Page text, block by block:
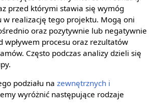
przed którymi stawia się wymóg
w realizację tego projektu. Mogą oni
oraz pozytywnie lub negatywnie
wpływem procesu oraz rezultatów
Często podczas analizy dzieli się
podziału na zewnętrznych i
wyróżnić następujące rodzaje